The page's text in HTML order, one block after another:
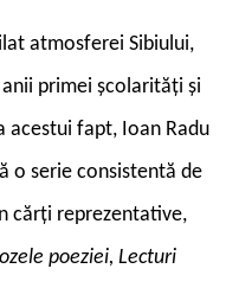
atmosferei Sibiului,
primei școlarități și
acestui fapt, Ioan Radu
o serie consistentă de
cărți reprezentative,
poeziei, Lecturi